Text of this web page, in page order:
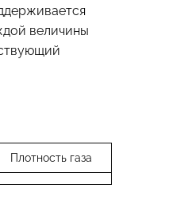
величины
Плотность газа